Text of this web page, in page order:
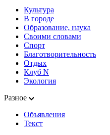
Культура
В городе
Образование, наука
Своими словами
Спорт
Благотворительность
Отдых
Клуб N
Экология
Разное
Объявления
Текст